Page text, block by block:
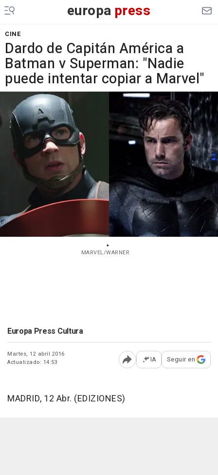
europa press
CINE
Dardo de Capitán América a
Batman v Superman: "Nadie
puede intentar copiar a Marvel"
MARVEL/WARNER
Europa Press Cultura
Martes, 12 abril 2016
Actualizado: 14:53
Abrir opciones para
IA Seguir en
MADRID, 12 Abr. (EDIZIONES)